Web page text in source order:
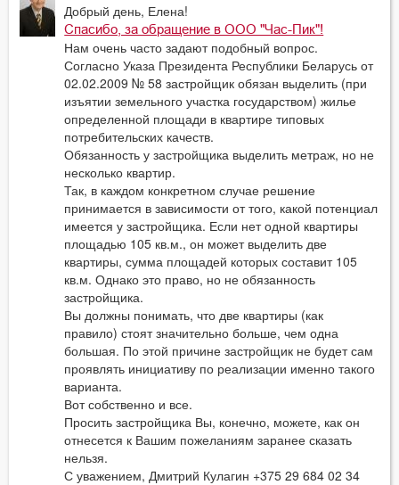
Добрый день, Елена!
Спасибо, за обращение в ООО "Час-Пик"!
Нам очень часто задают подобный вопрос.
Согласно Указа Президента Республики Беларусь от
02.02.2009 № 58 застройщик обязан выделить (при
изъятии земельного участка государством) жилье
определенной площади в квартире типовых
потребительских качеств.
Обязанность у застройщика выделить метраж, но не
несколько квартир.
Так, в каждом конкретном случае решение
принимается в зависимости от того, какой потенциал
имеется у застройщика. Если нет одной квартиры
площадью 105 кв.м., он может выделить две
квартиры, сумма площадей которых составит 105
кв.м. Однако это право, но не обязанность
застройщика.
Вы должны понимать, что две квартиры (как
правило) стоят значительно больше, чем одна
большая. По этой причине застройщик не будет сам
проявлять инициативу по реализации именно такого
варианта.
Вот собственно и все.
Просить застройщика Вы, конечно, можете, как он
отнесется к Вашим пожеланиям заранее сказать
нельзя.
С уважением, Дмитрий Кулагин +375 29 684 02 34